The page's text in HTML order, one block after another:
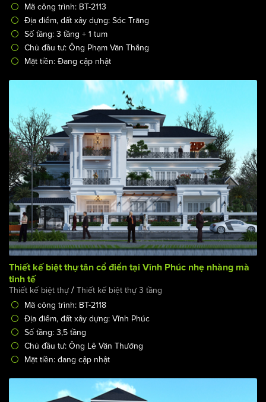
Mã công trình: BT-2113
Địa điểm, đất xây dựng: Sóc Trăng
Số tầng: 3 tầng + 1 tum
Chủ đầu tư: Ông Phạm Văn Thắng
Mặt tiền: Đang cập nhật
Thiết kế biệt thự tân cổ điển tại Vĩnh Phúc nhẹ nhàng mà
tinh tế
Thiết kế biệt thự / Thiết kế biệt thự 3 tầng
Mã công trình: BT-2118
Địa điểm, đất xây dựng: Vĩnh Phúc
Số tầng: 3,5 tầng
Chủ đầu tư: Ông Lê Văn Thưởng
Mặt tiền: đang cập nhật